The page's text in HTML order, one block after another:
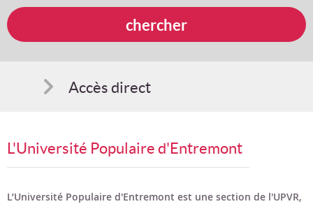
Accès direct
Suggestions
Bon cadeau
L'Université Populaire d'Entremont
L’Université Populaire d'Entremont est une section de l'UPVR,